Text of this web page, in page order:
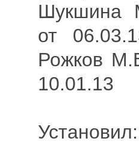
Шукшина
от
Рожков
10.01.13
Установил: